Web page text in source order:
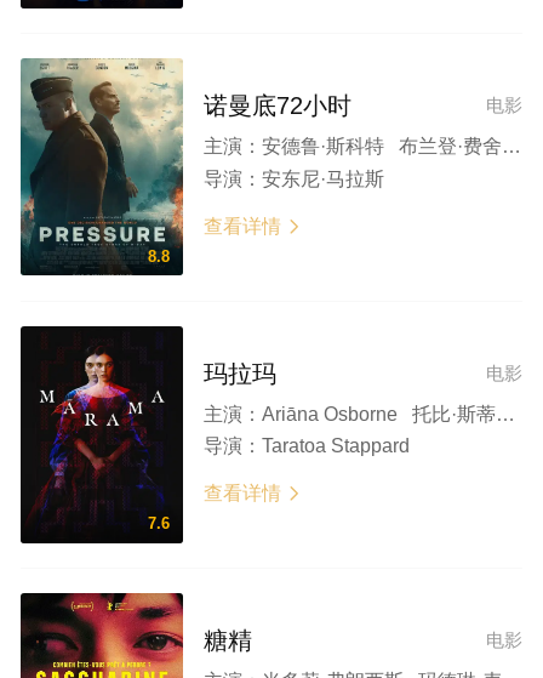
8.8
电影
诺曼底72小时
主演： 安德鲁·斯科特 布兰登·费舍 凯瑞·康顿 克里斯·梅西纳 戴米恩·路易斯 康·奥尼尔 乔乔·马卡里 亚历山大·汉森 塔姆馨·托波尔斯基 罗伯特·波特尔 乔舒亚·希尔 托比·威廉姆斯 理查德·克洛西尔 迈克尔·本茨 克里斯平·莱茨
导演： 安东尼·马拉斯
查看详情 
7.6
电影
玛拉玛
主演： Ariāna Osborne 托比·斯蒂芬斯 乌米·迈尔斯 Evelyn Towersey 埃罗尔·尚德
导演： Taratoa Stappard
查看详情 
电影
糖精